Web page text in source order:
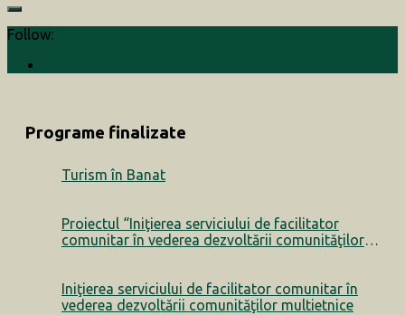
Follow:
Programe finalizate
Turism în Banat
Proiectul “Iniţierea serviciului de facilitator
comunitar în vederea dezvoltării comunităţilor
Iniţierea serviciului de facilitator comunitar în
vederea dezvoltării comunităţilor multietnice